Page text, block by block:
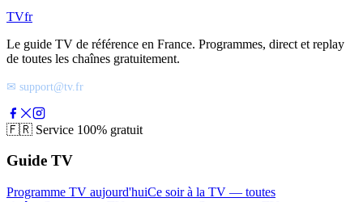
TVfr
Le guide TV de référence en France. Programmes, direct et replay
de toutes les chaînes gratuitement.
✉ support@tv.fr
🇫🇷 Service 100% gratuit
Guide TV
Programme TV aujourd'huiCe soir à la TV — toutes